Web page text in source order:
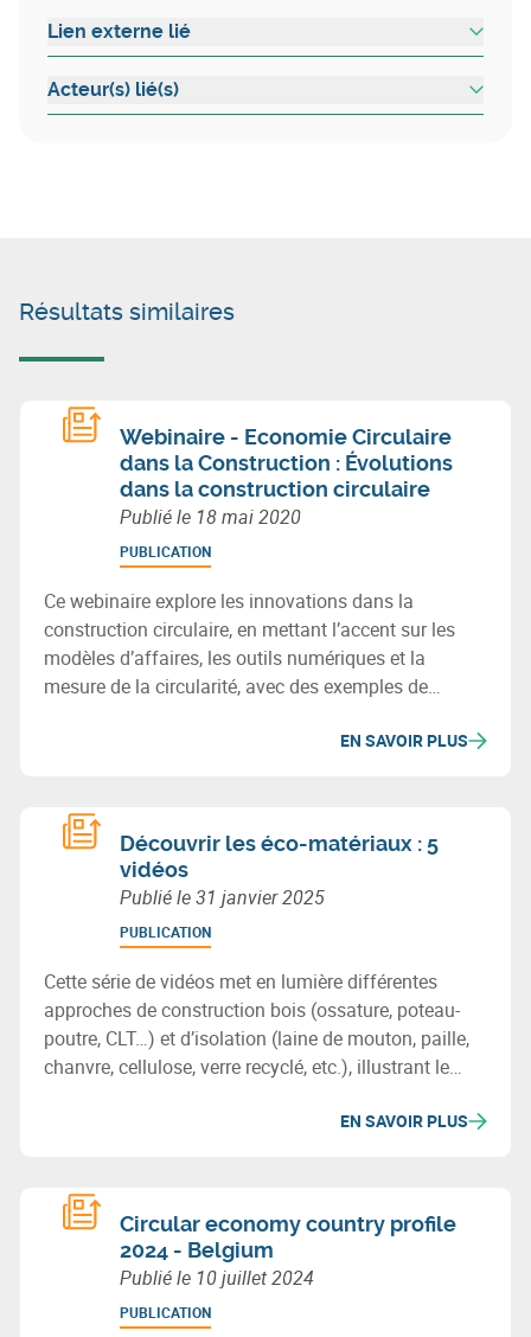
Lien externe lié
Acteur(s) lié(s)
Résultats similaires
Webinaire - Economie Circulaire
dans la Construction : Évolutions
dans la construction circulaire
Publié le 18 mai 2020
PUBLICATION
Ce webinaire explore les innovations dans la
construction circulaire, en mettant l’accent sur les
modèles d’affaires, les outils numériques et la
mesure de la circularité, avec des exemples de
EN SAVOIR PLUS
Découvrir les éco-matériaux : 5
vidéos
Publié le31 janvier 2025
PUBLICATION
Cette série de vidéos met en lumière différentes
approches de construction bois (ossature, poteau-
poutre, CLT…) et d’isolation (laine de mouton, paille,
chanvre, cellulose, verre recyclé, etc.), illustrant le
EN SAVOIR PLUS
Circular economy country profile
2024 - Belgium
Publié le 10 juillet 2024
PUBLICATION